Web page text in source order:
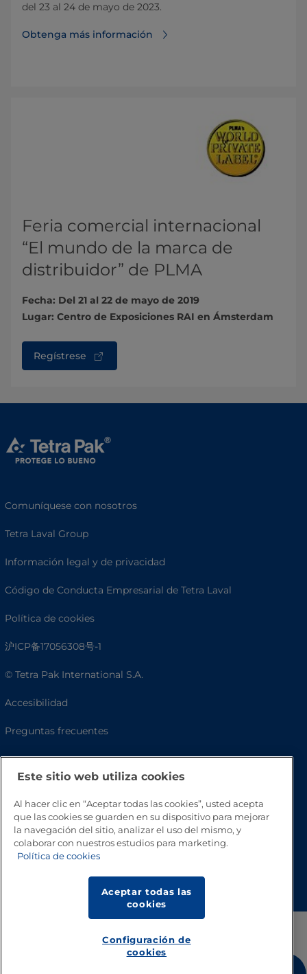
del 23 al 24 de mayo de 2023.
Obtenga más información
Feria comercial internacional
“El mundo de la marca de
distribuidor” de PLMA
Fecha: Del 21 al 22 de mayo de 2019
Lugar: Centro de Exposiciones RAI en Ámsterdam
Regístrese
Comuníquese con nosotros
Tetra Laval Group
Información legal y de privacidad
Código de Conducta Empresarial de Tetra Laval
Política de cookies
沪ICP备17056308号-1
© Tetra Pak International S.A.
Accesibilidad
Preguntas frecuentes
Este sitio web utiliza cookies
Al hacer clic en “Aceptar todas las cookies”, usted acepta
que las cookies se guarden en su dispositivo para mejorar
la navegación del sitio, analizar el uso del mismo, y
colaborar con nuestros estudios para marketing.
Política de cookies
Aceptar todas las
cookies
Configuración de
cookies